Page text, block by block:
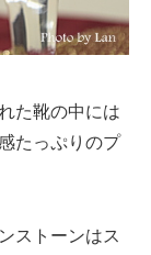
た靴の中には
たっぷりのプ
ストーンはス